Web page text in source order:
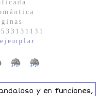
y en funciones,